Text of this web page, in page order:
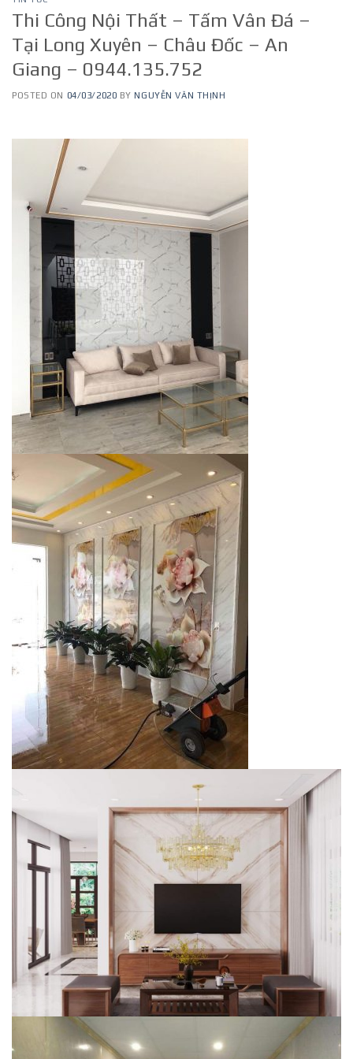
Thi Công Nội Thất – Tấm Vân Đá –
Tại Long Xuyên – Châu Đốc – An
Giang – 0944.135.752
POSTED ON 04/03/2020 BY NGUYỄN VĂN THỊNH